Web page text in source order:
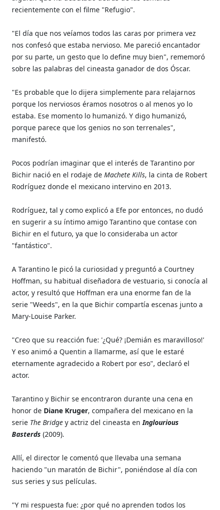
recientemente con el filme "Refugio".
"El día que nos veíamos todos las caras por primera vez
nos confesó que estaba nervioso. Me pareció encantador
por su parte, un gesto que lo define muy bien", rememoró
sobre las palabras del cineasta ganador de dos Óscar.
"Es probable que lo dijera simplemente para relajarnos
porque los nerviosos éramos nosotros o al menos yo lo
estaba. Ese momento lo humanizó. Y digo humanizó,
porque parece que los genios no son terrenales",
manifestó.
Pocos podrían imaginar que el interés de Tarantino por
Bichir nació en el rodaje deMachete Kills, la cinta de Robert
Rodríguez donde el mexicano intervino en 2013.
Rodríguez, tal y como explicó a Efe por entonces, no dudó
en sugerir a su íntimo amigo Tarantino que contase con
Bichir en el futuro, ya que lo consideraba un actor
"fantástico".
A Tarantino le picó la curiosidad y preguntó a Courtney
Hoffman, su habitual diseñadora de vestuario, si conocía al
actor, y resultó que Hoffman era una enorme fan de la
serie "Weeds", en la que Bichir compartía escenas junto a
Mary-Louise Parker.
"Creo que su reacción fue: '¿Qué? ¡Demián es maravilloso!'
Y eso animó a Quentin a llamarme, así que le estaré
eternamente agradecido a Robert por eso", declaró el
actor.
Tarantino y Bichir se encontraron durante una cena en
honor de Diane Kruger, compañera del mexicano en la
serie The Bridge y actriz del cineasta enInglourious
Basterds (2009).
Allí, el director le comentó que llevaba una semana
haciendo "un maratón de Bichir", poniéndose al día con
sus series y sus películas.
"Y mi respuesta fue: ¿por qué no aprenden todos los